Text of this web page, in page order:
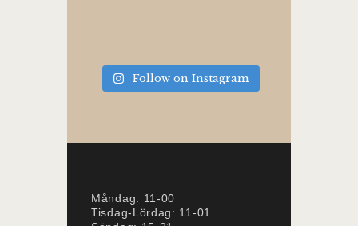
Follow on Instagram
Måndag: 11-00
Tisdag-Lördag: 11-01